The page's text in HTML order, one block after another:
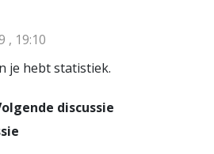
, 19:10
je hebt statistiek.
discussie